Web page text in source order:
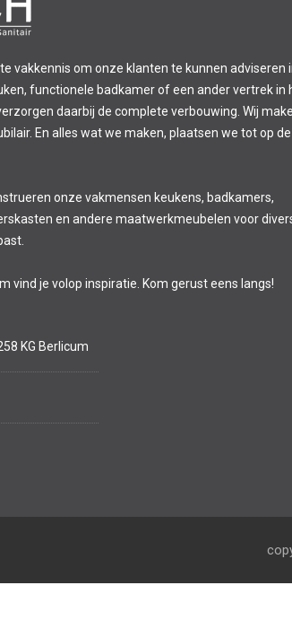
vakkennis om onze klanten te kunnen adviseren
functionele badkamer of een ander vertrek in
daarbij de complete verbouwing. Wij
En alles wat we maken, plaatsen we tot op
onze vakmensen keukens, badkamers,
en andere maatwerkmeubelen voor
vind je volop inspiratie. Kom gerust eens langs!
KG Berlicum